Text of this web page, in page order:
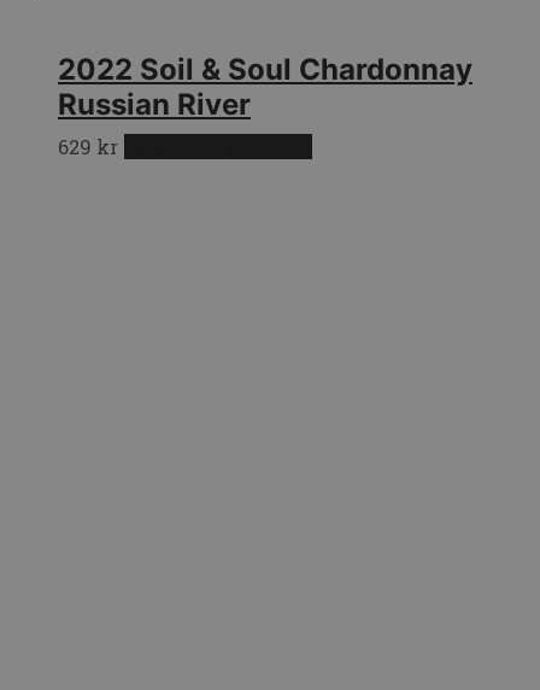
2022 Soil & Soul Chardonnay
Russian River
629 kr